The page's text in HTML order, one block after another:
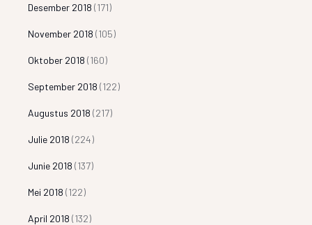
Desember 2018 (171)
November 2018 (105)
Oktober 2018 (160)
September 2018 (122)
Augustus 2018 (217)
Julie 2018 (224)
Junie 2018 (137)
Mei 2018 (122)
April 2018 (132)